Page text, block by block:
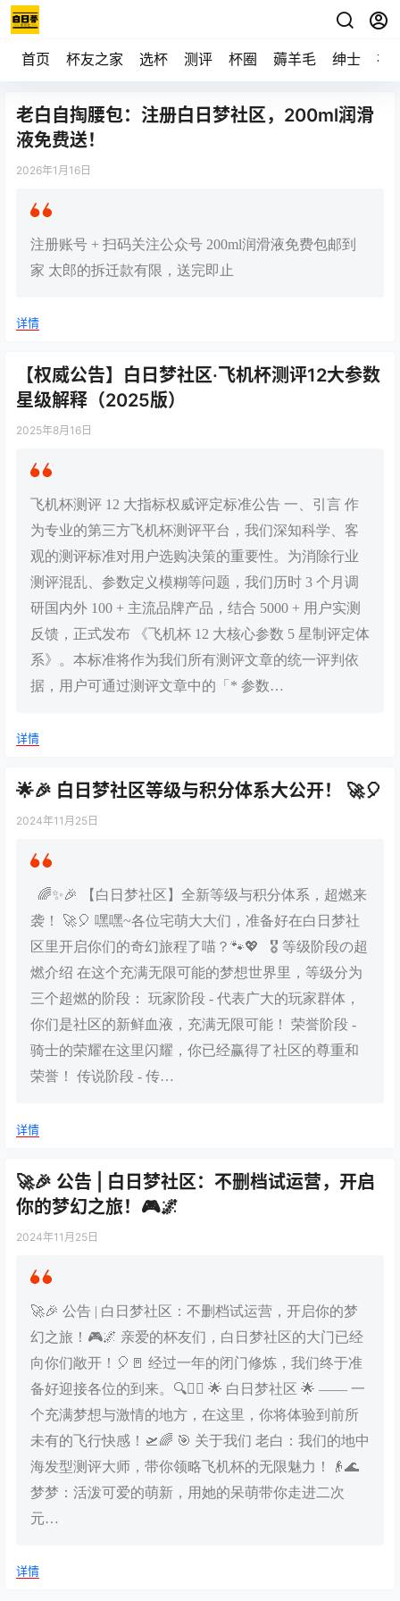
首页 杯友之家 选杯 测评 杯圈 薅羊毛 绅士 视
老白自掏腰包：注册白日梦社区，200ml润滑
液免费送！
2026年1月16日
注册账号 + 扫码关注公众号 200ml润滑液免费包邮到
家 太郎的拆迁款有限，送完即止
详情
【权威公告】白日梦社区·飞机杯测评12大参数
星级解释（2025版）
2025年8月16日
飞机杯测评 12 大指标权威评定标准公告 一、引言 作
为专业的第三方飞机杯测评平台，我们深知科学、客
观的测评标准对用户选购决策的重要性。为消除行业
测评混乱、参数定义模糊等问题，我们历时 3 个月调
研国内外 100 + 主流品牌产品，结合 5000 + 用户实测
反馈，正式发布 《飞机杯 12 大核心参数 5 星制评定体
系》。本标准将作为我们所有测评文章的统一评判依
据，用户可通过测评文章中的「* 参数…
详情
🌟🎉 白日梦社区等级与积分体系大公开！ 🚀🎈
2024年11月25日
🌈✨🎉 【白日梦社区】全新等级与积分体系，超燃来
袭！ 🚀🎈 嘿嘿~各位宅萌大大们，准备好在白日梦社
区里开启你们的奇幻旅程了喵？🐾💖 🎖️ 等级阶段の超
燃介绍 在这个充满无限可能的梦想世界里，等级分为
三个超燃的阶段： 玩家阶段 - 代表广大的玩家群体，
你们是社区的新鲜血液，充满无限可能！ 荣誉阶段 -
骑士的荣耀在这里闪耀，你已经赢得了社区的尊重和
荣誉！ 传说阶段 - 传…
详情
🚀🎉 公告 | 白日梦社区：不删档试运营，开启
你的梦幻之旅！🎮🌌
2024年11月25日
🚀🎉 公告 | 白日梦社区：不删档试运营，开启你的梦
幻之旅！🎮🌌 亲爱的杯友们，白日梦社区的大门已经
向你们敞开！🎈🚪 经过一年的闭门修炼，我们终于准
备好迎接各位的到来。🔍🧙‍♂️ 🌟 白日梦社区 🌟 —— 一
个充满梦想与激情的地方，在这里，你将体验到前所
未有的飞行快感！🛫🌈 🎯 关于我们 老白：我们的地中
海发型测评大师，带你领略飞机杯的无限魅力！👴🌊
梦梦：活泼可爱的萌新，用她的呆萌带你走进二次
元…
详情